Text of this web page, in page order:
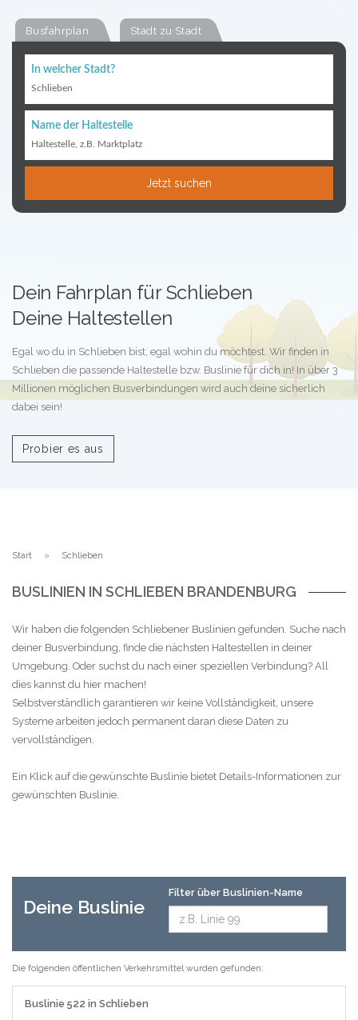
Busfahrplan Stadt zu Stadt
In welcher Stadt?
Schlieben
Name der Haltestelle
Haltestelle, z.B. Marktplatz
Jetzt suchen
Dein Fahrplan für Schlieben
Deine Haltestellen
Egal wo du in Schlieben bist, egal wohin du möchtest. Wir finden in
Schlieben die passende Haltestelle bzw. Buslinie für dich in! In über 3
Millionen möglichen Busverbindungen wird auch deine sicherlich
dabei sein!
Probier es aus
Start Schlieben
BUSLINIEN IN SCHLIEBEN BRANDENBURG
Wir haben die folgenden Schliebener Buslinien gefunden. Suche nach
deiner Busverbindung, finde die nächsten Haltestellen in deiner
Umgebung. Oder suchst du nach einer speziellen Verbindung? All
dies kannst du hier machen!
Selbstverständlich garantieren wir keine Vollständigkeit, unsere
Systeme arbeiten jedoch permanent daran diese Daten zu
vervollständigen.
Ein Klick auf die gewünschte Buslinie bietet Details-Informationen zur
gewünschten Buslinie.
Deine Buslinie
Filter über Buslinien-Name
Die folgenden öffentlichen Verkehrsmittel wurden gefunden:
Buslinie 522 in Schlieben